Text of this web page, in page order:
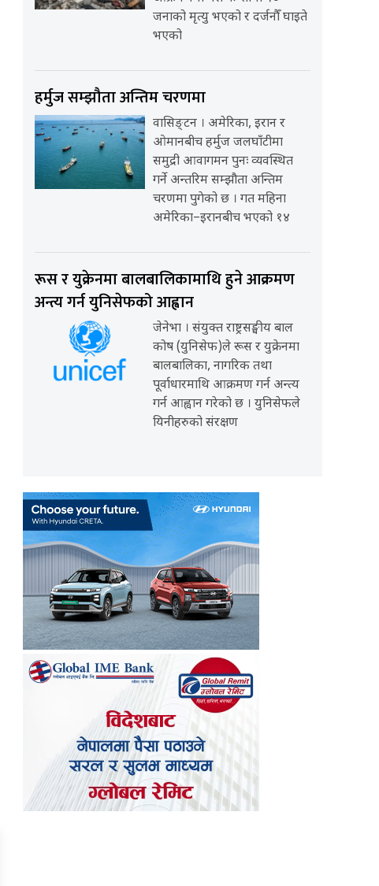
जनाको मृत्यु भएको र दर्जनौँ घाइते
भएको
हर्मुज सम्झौता अन्तिम चरणमा
वासिङ्टन । अमेरिका, इरान र
ओमानबीच हर्मुज जलघाँटीमा
समुद्री आवागमन पुनः व्यवस्थित
गर्ने अन्तरिम सम्झौता अन्तिम
चरणमा पुगेको छ । गत महिना
अमेरिका–इरानबीच भएको १४
रूस र युक्रेनमा बालबालिकामाथि हुने आक्रमण
अन्त्य गर्न युनिसेफको आह्वान
जेनेभा । संयुक्त राष्ट्रसङ्घीय बाल
कोष (युनिसेफ)ले रूस र युक्रेनमा
बालबालिका, नागरिक तथा
पूर्वाधारमाथि आक्रमण गर्न अन्त्य
गर्न आह्वान गरेको छ । युनिसेफले
यिनीहरुको संरक्षण